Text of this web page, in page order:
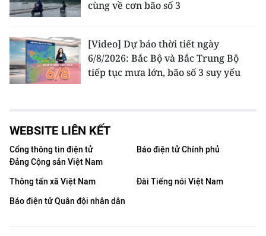
cùng về cơn bão số 3
[Video] Dự báo thời tiết ngày
6/8/2026: Bắc Bộ và Bắc Trung Bộ
tiếp tục mưa lớn, bão số 3 suy yếu
WEBSITE LIÊN KẾT
Cổng thông tin điện tử
Đảng Cộng sản Việt Nam
Báo điện tử Chính phủ
Thông tấn xã Việt Nam
Đài Tiếng nói Việt Nam
Báo điện tử Quân đội nhân dân